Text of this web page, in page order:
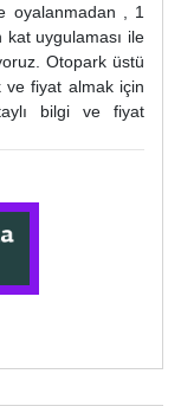
oyalanmadan , 1
uygulaması ile
Otopark üstü
ve fiyat almak için
bilgi ve fiyat